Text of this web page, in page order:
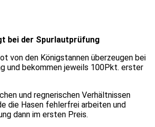
bei der Spurlautprüfung
von den Königstannen überzeugen bei
und bekommen jeweils 100Pkt. erster
und regnerischen Verhältnissen
die Hasen fehlerfrei arbeiten und
dann im ersten Preis.